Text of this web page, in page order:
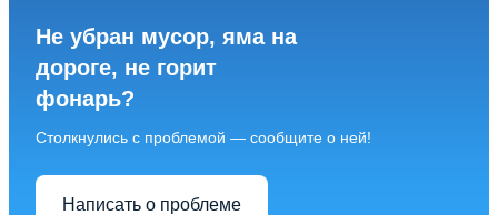
Не убран мусор, яма на
дороге, не горит
фонарь?
Столкнулись с проблемой — сообщите о ней!
Написать о проблеме